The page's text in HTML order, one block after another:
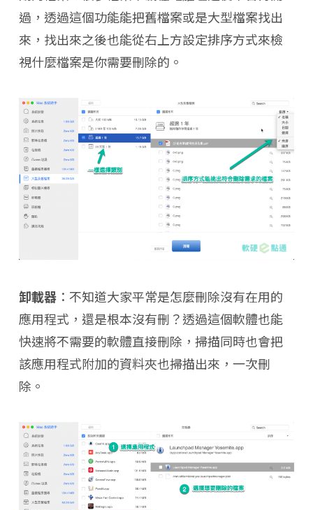
過，透過這個功能能把舊檔案或是大型檔案找出
來，找出來之後也能從右上方設定排序方式來檢
視什麼檔案是你需要刪除的。
卸載器：不知道大家平常是怎麼刪除沒有在用的
應用程式，還是根本沒有刪？透過這個軟體也能
快速將不需要的軟體直接刪除，掃描同時也會把
該應用程式附加的資料夾也掃描出來，一次刪
除。